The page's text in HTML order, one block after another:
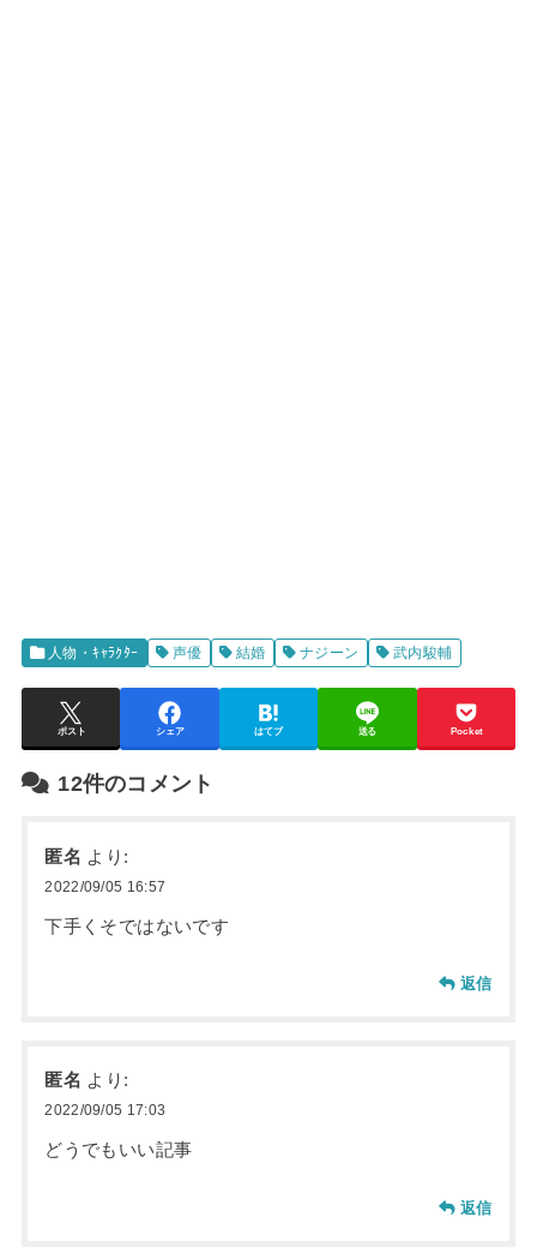
人物・ｷｬﾗｸﾀｰ 声優 結婚 ナジーン 武内駿輔
ポスト シェア はてブ 送る Pocket
12件のコメント
匿名 より:
2022/09/05 16:57
下手くそではないです
返信
匿名 より:
2022/09/05 17:03
どうでもいい記事
返信